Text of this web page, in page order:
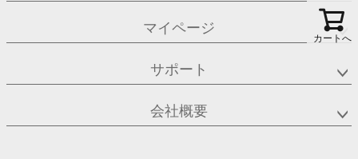
マイページ
サポート
会社概要
カートへ